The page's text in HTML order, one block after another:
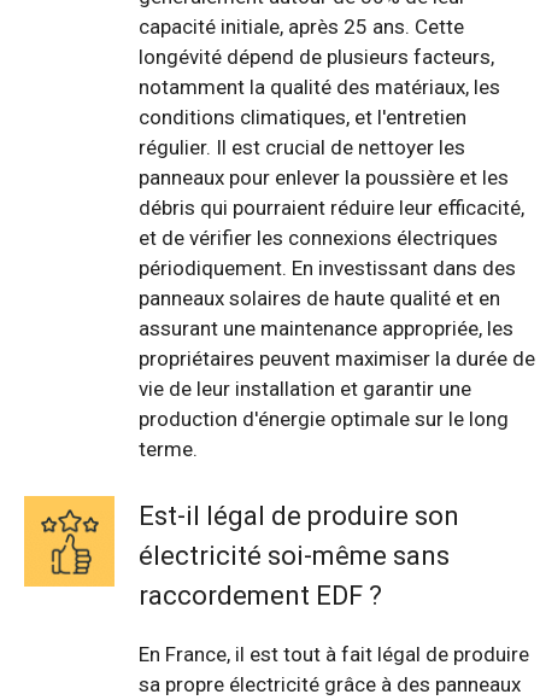
capacité initiale, après 25 ans. Cette
longévité dépend de plusieurs facteurs,
notamment la qualité des matériaux, les
conditions climatiques, et l'entretien
régulier. Il est crucial de nettoyer les
panneaux pour enlever la poussière et les
débris qui pourraient réduire leur efficacité,
et de vérifier les connexions électriques
périodiquement. En investissant dans des
panneaux solaires de haute qualité et en
assurant une maintenance appropriée, les
propriétaires peuvent maximiser la durée de
vie de leur installation et garantir une
production d'énergie optimale sur le long
terme.
Est-il légal de produire son
électricité soi-même sans
raccordement EDF ?
En France, il est tout à fait légal de produire
sa propre électricité grâce à des panneaux